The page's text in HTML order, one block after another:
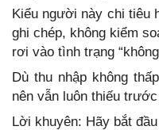
Kiểu người này chi tiêu
ghi chép, không kiểm
rơi vào tình trạng
Dù thu nhập không
nên vẫn luôn thiếu
Lời khuyên: Hãy bắt